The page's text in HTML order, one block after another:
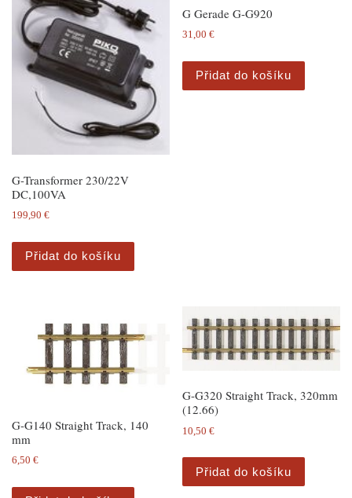
G-Transformer 230/22V
DC,100VA
199,90 €
Přidat do košíku
G Gerade G-G920
31,00€
Přidat do košíku
G-G140 Straight Track, 140
mm
6,50 €
G-G320 Straight Track, 320mm
(12.66)
10,50€
Přidat do košíku